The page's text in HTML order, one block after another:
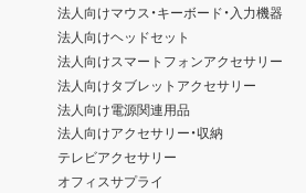
法人向けマウス・キーボード・入力機器
法人向けヘッドセット
法人向けスマートフォンアクセサリー
法人向けタブレットアクセサリー
法人向け電源関連用品
法人向けアクセサリー・収納
テレビアクセサリー
オフィスサプライ